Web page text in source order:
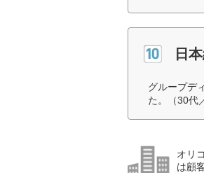
日
グループデ
た。（30代
オリ
は顧